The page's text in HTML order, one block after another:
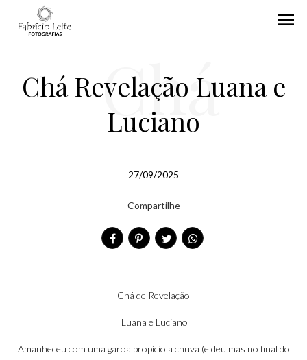
menu
Chá Revelação Luana e
Luciano
Chá
Revelaçã
o Luana
27/09/2025
Compartilhe
Chá de Revelação
Luana e Luciano
Amanheceu com uma garoa propício a chuva (e deu mas no final do